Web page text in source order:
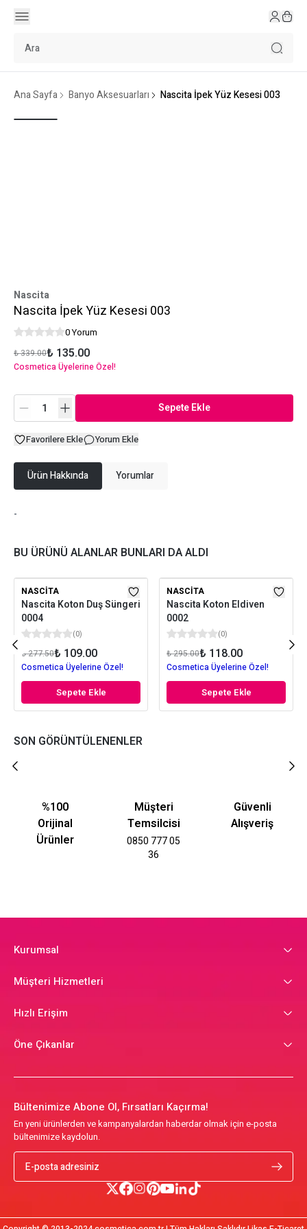
Ana Sayfa Banyo Aksesuarları Nascita İpek Yüz Kesesi 003
Nascita
Nascita İpek Yüz Kesesi 003
0 Yorum
₺ 339.00₺ 135.00
Cosmetica Üyelerine Özel!
Sepete Ekle
Favorilere Ekle Yorum Ekle
Ürün Hakkında Yorumlar
-
BU ÜRÜNÜ ALANLAR BUNLARI DA ALDI
NASCITA
Nascita Koton Duş Süngeri
0004
(0)
₺ 277.50₺ 109.00
Cosmetica Üyelerine Özel!
Sepete Ekle
NASCITA
Nascita Koton Eldiven
0002
(0)
₺ 295.00₺ 118.00
Cosmetica Üyelerine Özel!
Sepete Ekle
SON GÖRÜNTÜLENENLER
%100
Orijinal
Ürünler
Müşteri
Temsilcisi
0850 777 05
36
Güvenli
Alışveriş
Kurumsal
Müşteri Hizmetleri
Hızlı Erişim
Öne Çıkanlar
Bültenimize Abone Ol, Fırsatları Kaçırma!
En yeni ürünlerden ve kampanyalardan haberdar olmak için e-posta
bültenimize kaydolun.